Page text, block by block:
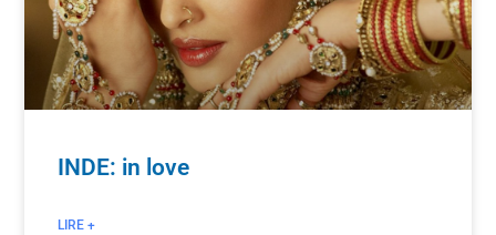
INDE: in love
LIRE +